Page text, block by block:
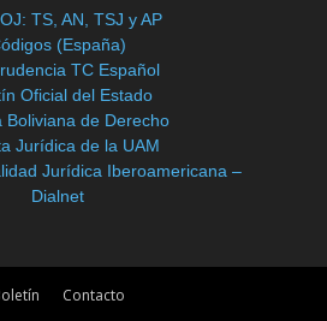
TS, AN, TSJ y AP
(España)
TC Español
Oficial del Estado
Boliviana de Derecho
Jurídica de la UAM
Jurídica Iberoamericana –
Dialnet
Contacto